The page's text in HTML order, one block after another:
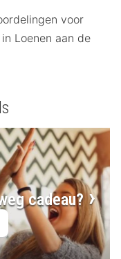
voor
Loenen aan de
cadeau?